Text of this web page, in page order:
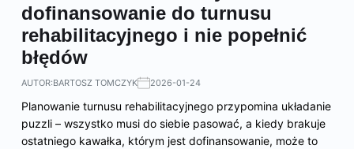
dofinansowanie do turnusu
rehabilitacyjnego i nie popełnić
błędów
AUTOR:BARTOSZ TOMCZYK 2026-01-24
Planowanie turnusu rehabilitacyjnego przypomina układanie
puzzli – wszystko musi do siebie pasować, a kiedy brakuje
ostatniego kawałka, którym jest dofinansowanie, może to